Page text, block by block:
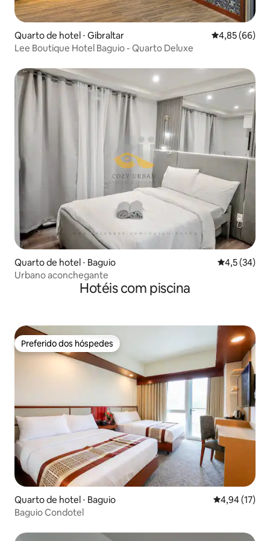
Quarto de hotel ⋅ Gibraltar 4,85 de uma
4,85 (66)
Lee Boutique Hotel Baguio - Quarto Deluxe
Quarto de hotel ⋅ Baguio 4,5 de uma
4,5 (34)
Urbano aconchegante
Hotéis com piscina
Preferido dos hóspedes
Preferido dos hóspedes
Quarto de hotel ⋅ Baguio 4,94 de uma
4,94 (17)
Baguio Condotel